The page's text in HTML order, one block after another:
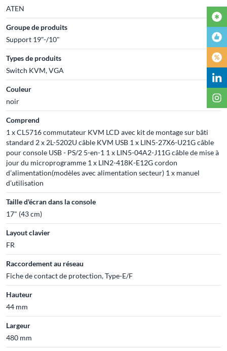
ATEN
Groupe de produits
Support 19"-/10"
Types de produits
Switch KVM, VGA
Couleur
noir
Comprend
1 x CL5716 commutateur KVM LCD avec kit de montage sur bâti
standard 2 x 2L-5202U câble KVM USB 1 x LIN5-27X6-U21G câble
pour console USB - PS/2 5-en-1 1 x LIN5-04A2-J11G câble de mise à
jour du microprogramme 1 x LIN2-418K-E12G cordon
d’alimentation(modèles avec alimentation secteur) 1 x manuel
d’utilisation
Taille d'écran dans la console
17" (43 cm)
Layout clavier
FR
Raccordement au réseau
Fiche de contact de protection, Type-E/F
Hauteur
44 mm
Largeur
480 mm